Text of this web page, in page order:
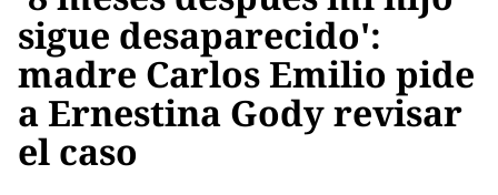
sigue desaparecido':
madre Carlos Emilio pide
a Ernestina Gody revisar
el caso